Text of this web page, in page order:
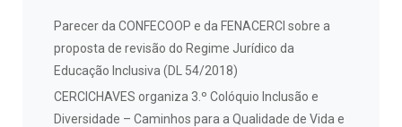
Parecer da CONFECOOP e da FENACERCI sobre a
proposta de revisão do Regime Jurídico da
Educação Inclusiva (DL 54/2018)
CERCICHAVES organiza 3.º Colóquio Inclusão e
Diversidade – Caminhos para a Qualidade de Vida e